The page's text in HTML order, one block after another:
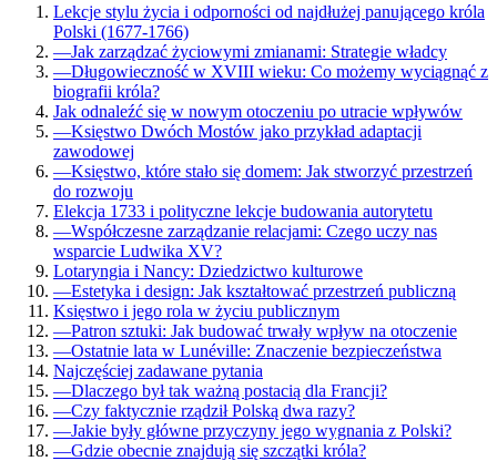
Lekcje stylu życia i odporności od najdłużej panującego króla
Polski (1677-1766)
—Jak zarządzać życiowymi zmianami: Strategie władcy
—Długowieczność w XVIII wieku: Co możemy wyciągnąć z
biografii króla?
Jak odnaleźć się w nowym otoczeniu po utracie wpływów
—Księstwo Dwóch Mostów jako przykład adaptacji
zawodowej
—Księstwo, które stało się domem: Jak stworzyć przestrzeń
do rozwoju
Elekcja 1733 i polityczne lekcje budowania autorytetu
—Współczesne zarządzanie relacjami: Czego uczy nas
wsparcie Ludwika XV?
Lotaryngia i Nancy: Dziedzictwo kulturowe
—Estetyka i design: Jak kształtować przestrzeń publiczną
Księstwo i jego rola w życiu publicznym
—Patron sztuki: Jak budować trwały wpływ na otoczenie
—Ostatnie lata w Lunéville: Znaczenie bezpieczeństwa
Najczęściej zadawane pytania
—Dlaczego był tak ważną postacią dla Francji?
—Czy faktycznie rządził Polską dwa razy?
—Jakie były główne przyczyny jego wygnania z Polski?
—Gdzie obecnie znajdują się szczątki króla?